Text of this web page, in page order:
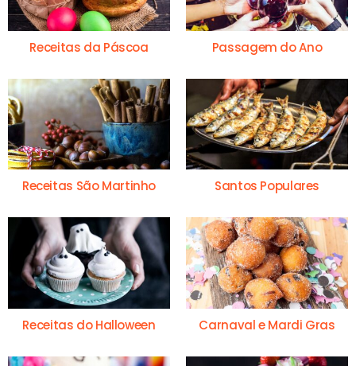
Receitas da Páscoa Passagem do Ano
Receitas São Martinho Santos Populares
Receitas do Halloween Carnaval e Mardi Gras